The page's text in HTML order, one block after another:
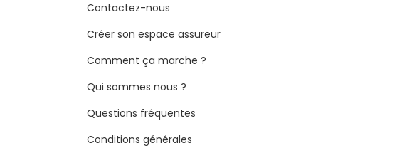
Contactez-nous
Créer son espace assureur
Comment ça marche ?
Qui sommes nous ?
Questions fréquentes
Conditions générales